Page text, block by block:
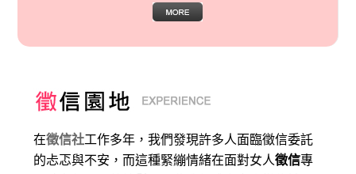
在徵信社工作多年，我們發現許多人面臨徵信委託
的忐忑與不安，而這種緊繃情緒在面對女人徵信專